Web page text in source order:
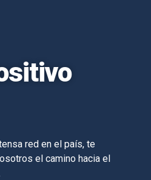
red en el país, te
el camino hacia el